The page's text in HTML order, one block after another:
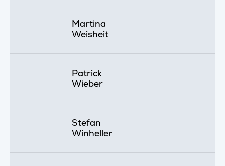
Martina
Weisheit
Patrick
Wieber
Stefan
Winheller